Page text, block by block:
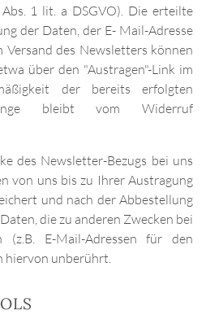
1 lit. a DSGVO). Die erteilte
der Daten, der E- Mail-Adresse
Versand des Newsletters können
über den "Austragen"-Link im
der bereits erfolgten
bleibt vom Widerruf
des Newsletter-Bezugs bei uns
von uns bis zu Ihrer Austragung
und nach der Abbestellung
die zu anderen Zwecken bei
(z.B. E-Mail-Adressen für den
hiervon unberührt.